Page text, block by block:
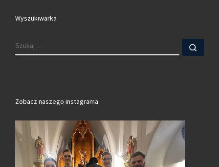
Wyszukiwarka
SZUKAJ
Zobacz naszego instagrama